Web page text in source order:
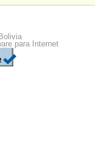
para Internet